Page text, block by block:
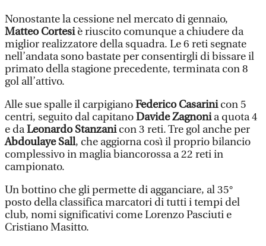
Nonostante la cessione nel mercato di gennaio,
Matteo Cortesiè riuscito comunque a chiudere da
miglior realizzatore della squadra. Le 6 reti segnate
nell’andata sono bastate per consentirgli di bissare il
primato della stagione precedente, terminata con 8
gol all’attivo.
Alle sue spalle il carpigianoFederico Casarinicon 5
centri, seguito dal capitanoDavide Zagnonia quota 4
e daLeonardo Stanzanicon 3 reti. Tre gol anche per
Abdoulaye Sall, che aggiorna così il proprio bilancio
complessivo in maglia biancorossa a 22 reti in
campionato.
Un bottino che gli permette di agganciare, al 35°
posto della classifica marcatori di tutti i tempi del
club, nomi significativi come Lorenzo Pasciuti e
Cristiano Masitto.